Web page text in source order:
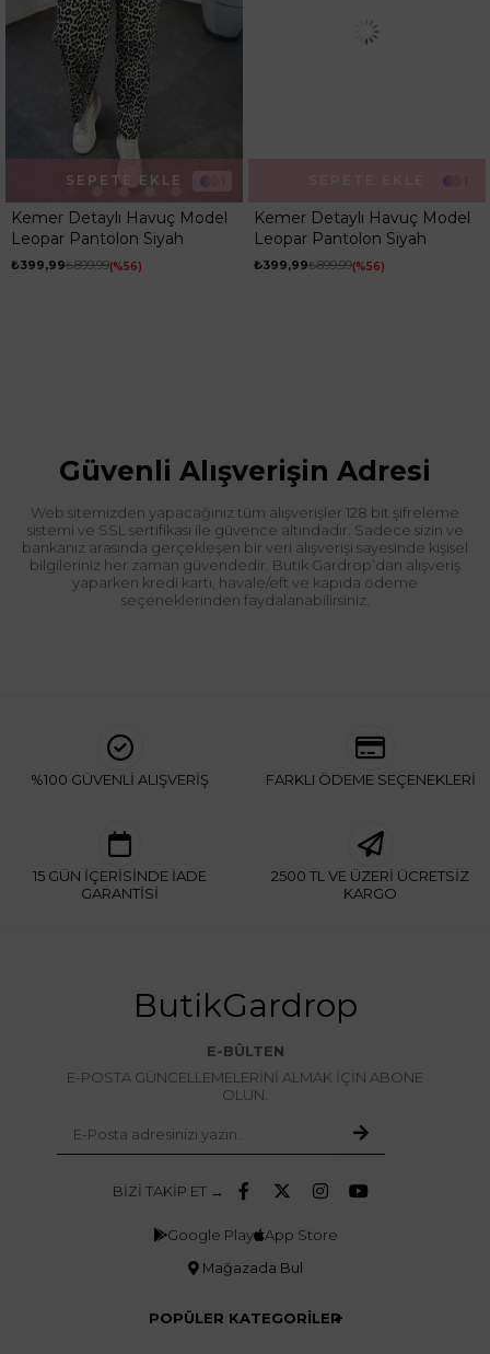
Kemer Detaylı Havuç Model
Leopar Pantolon Siyah
₺399,99₺899,99 %56
SEPETE EKLE
Kemer Detaylı Havuç Model
Leopar Pantolon Siyah
₺399,99₺899,99 %56
Güvenli Alışverişin Adresi
Web sitemizden yapacağınız tüm alışverişler 128 bit şifreleme
sistemi ve SSL sertifikası ile güvence altındadır. Sadece sizin ve
bankanız arasında gerçekleşen bir veri alışverişi sayesinde kişisel
bilgileriniz her zaman güvendedir. Butik Gardrop’dan alışveriş
yaparken kredi kartı, havale/eft ve kapıda ödeme
seçeneklerinden faydalanabilirsiniz.
%100 GÜVENLİ ALIŞVERİŞ FARKLI ÖDEME SEÇENEKLERİ
15 GÜN İÇERİSİNDE İADE
GARANTİSİ
2500 TL VE ÜZERİ ÜCRETSİZ
KARGO
ButikGardrop
E-BÜLTEN
E-POSTA GÜNCELLEMELERİNİ ALMAK İÇİN ABONE
OLUN.
BİZİ TAKİP ET →
Google Play App Store
Mağazada Bul
POPÜLER KATEGORİLER